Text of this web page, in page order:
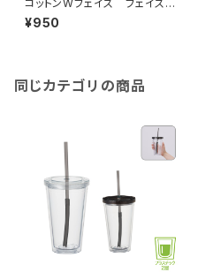
コットンWフェイス フェイスタ
オル MG 昇華転写対応
¥950
同じカテゴリの商品